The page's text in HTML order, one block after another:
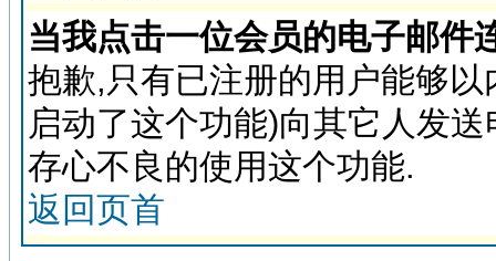
当我点击一位会员的电子邮件
抱歉,只有已注册的用户能够
启动了这个功能)向其它人发
存心不良的使用这个功能.
返回页首